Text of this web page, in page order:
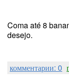
Coma até 8
desejo.
комментарии: 0